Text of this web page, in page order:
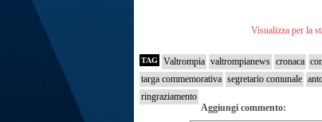
Visualizza per la
TAG Valtrompia valtrompianews cronaca
targa commemorativa segretario comunale
ringraziamento
Aggiungi commento: